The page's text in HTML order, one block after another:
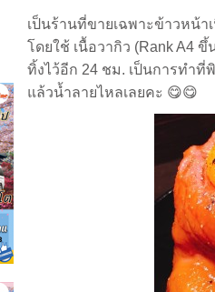
เป็นร้านที่ขายเฉพาะข้าวหน้า
โดยใช้ เนื้อวากิว (Rank A4
ทิ้งไว้อีก 24 ชม. เป็นการทำ
แล้วน้ำลายไหลเลยคะ 😋😋